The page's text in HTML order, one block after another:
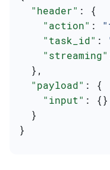
  "header"
: {
    "action"
:
    "task_id"
:
    "streaming"
  },
  "payload"
: {
    "input"
: {}
  }
}